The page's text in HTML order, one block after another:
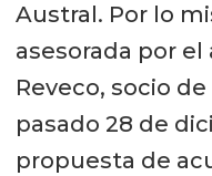
Austral. Por lo
asesorada por
Reveco, socio
pasado 28 de
propuesta de